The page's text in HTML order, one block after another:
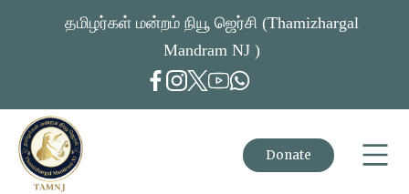
தமிழர்கள் மன்றம் நியூ ஜெர்சி (Thamizhargal
Mandram NJ )
Donate